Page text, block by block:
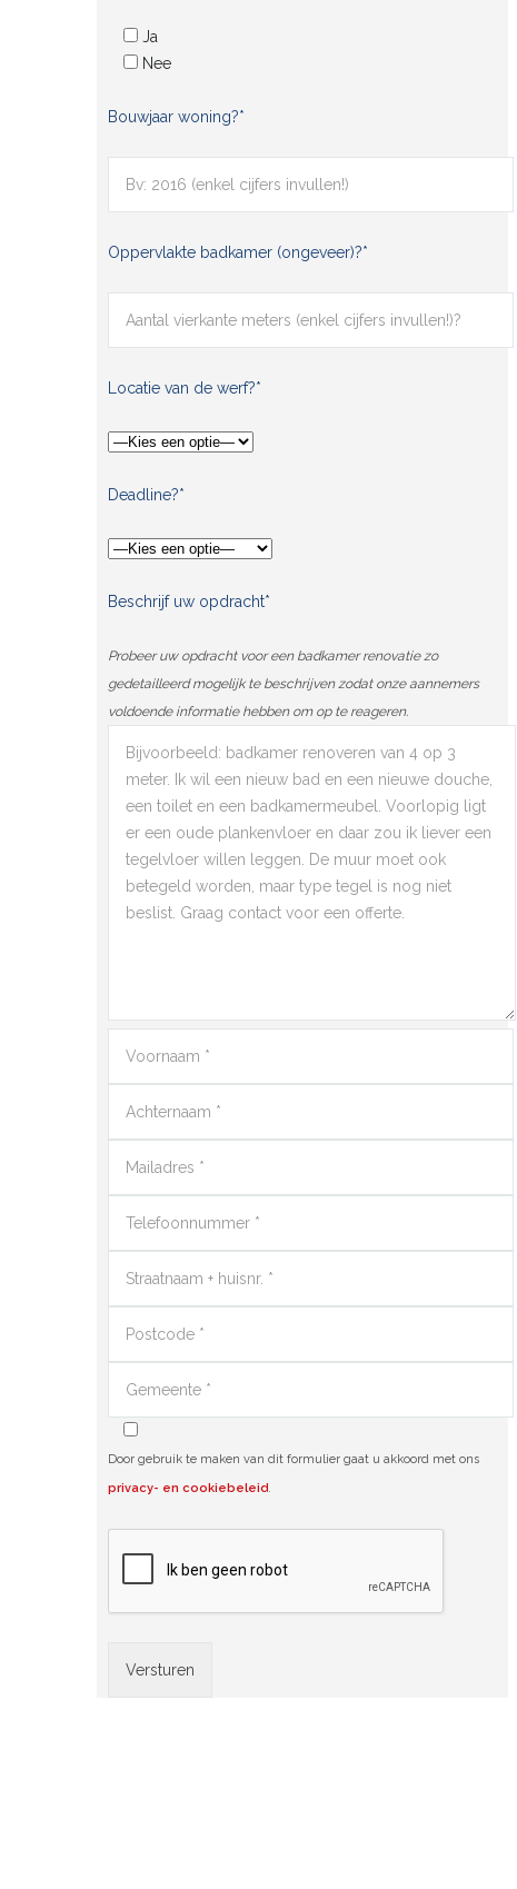
Ja
Nee
Bouwjaar woning?*
Oppervlakte badkamer (ongeveer)?*
Locatie van de werf?*
Deadline?*
Beschrijf uw opdracht*
Probeer uw opdracht voor een badkamer renovatie zo
gedetailleerd mogelijk te beschrijven zodat onze aannemers
voldoende informatie hebben om op te reageren.
Door gebruik te maken van dit formulier gaat u akkoord met ons
privacy- en cookiebeleid.